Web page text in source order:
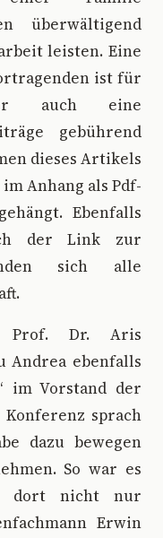
überwältigend
leisten. Eine
ist für
auch eine
gebührend
dieses Artikels
Anhang als Pdf-
Ebenfalls
der Link zur
sich alle
Prof. Dr. Aris
Andrea ebenfalls
im Vorstand der
sprach
dazu bewegen
So war es
dort nicht nur
Erwin